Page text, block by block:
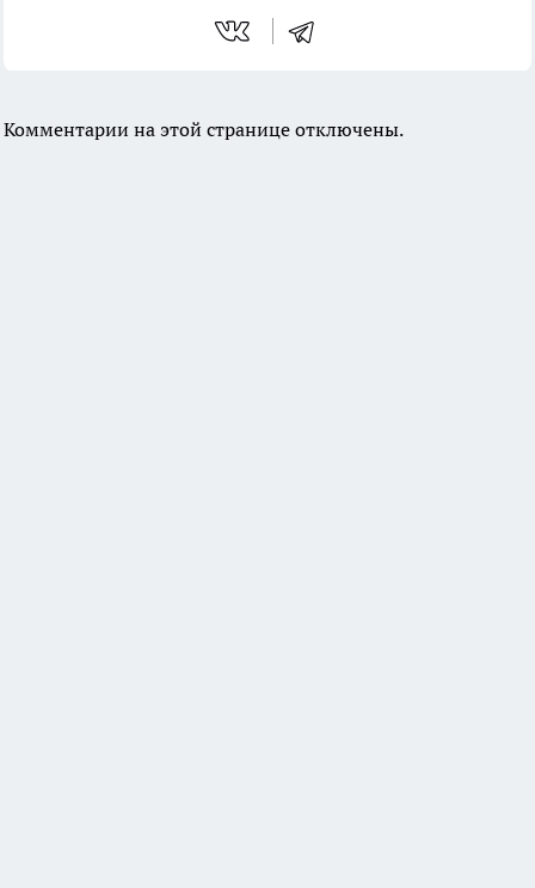
Комментарии на этой странице отключены.